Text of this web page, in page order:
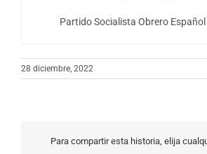
Partido Socialista Obrero Español
28 diciembre, 2022
Para compartir esta historia, elija